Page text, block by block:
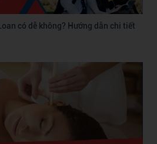
có dễ không? Hướng dẫn chi tiết